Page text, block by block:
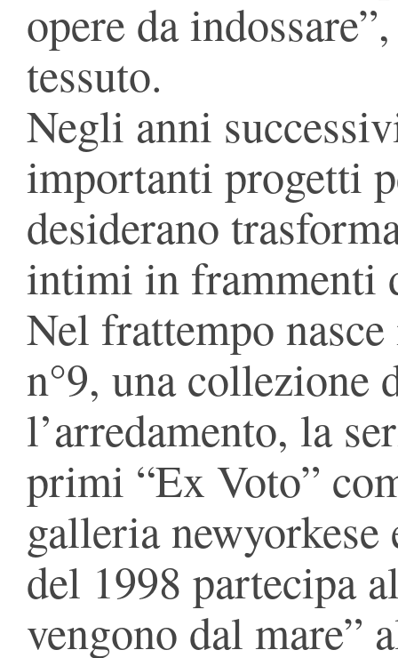
opere da
tessuto.
Negli anni
importanti progetti
desiderano
intimi in frammenti
Nel frattempo
n°9, una collezione
l’arredamento, la
primi “Ex Voto”
galleria
del 1998 partecipa
vengono dal mare”